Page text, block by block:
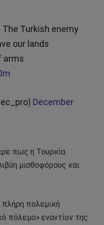
The Turkish enemy
our lands
arms
December
πως η Τουρκία
μισθοφόρους και
πλήρη πολεμική
πόλεμο» εναντίον της